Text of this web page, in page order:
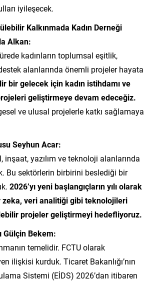
iyileşecek.
Kalkınmada Kadın Derneği
Alkan:
kadınların toplumsal eşitlik,
alanlarında önemli projeler hayata
bir gelecek için kadın istihdamı ve
geliştirmeye devam edeceğiz.
ve ulusal projelerle katkı sağlamaya
Seyhun Acar:
inşaat, yazılım ve teknoloji alanlarında
Bu sektörlerin birbirini beslediği bir
2026’yı yeni başlangıçların yılı olarak
zeka, veri analitiği gibi teknolojileri
projeler geliştirmeyi hedefliyoruz.
Gülçin Bekem:
temelidir. FCTU olarak
ilişkisi kurduk. Ticaret Bakanlığı’nın
Sistemi (EİDS) 2026’dan itibaren